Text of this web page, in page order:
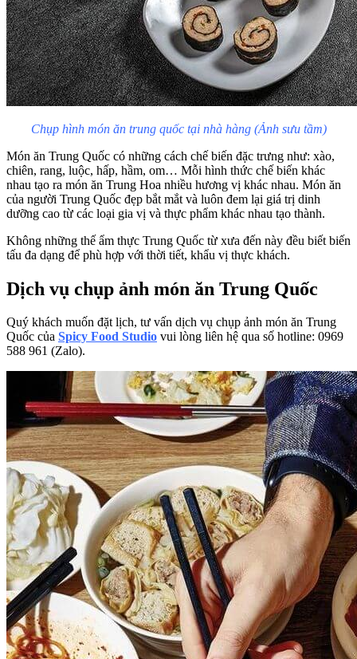
Chụp hình món ăn trung quốc tại nhà hàng (Ảnh sưu tầm)
Món ăn Trung Quốc có những cách chế biến đặc trưng như: xào,
chiên, rang, luộc, hấp, hầm, om… Mỗi hình thức chế biến khác
nhau tạo ra món ăn Trung Hoa nhiều hương vị khác nhau. Món ăn
của người Trung Quốc đẹp bắt mắt và luôn đem lại giá trị dinh
dưỡng cao từ các loại gia vị và thực phẩm khác nhau tạo thành.
Không những thế ẩm thực Trung Quốc từ xưa đến này đều biết biến
tấu đa dạng để phù hợp với thời tiết, khẩu vị thực khách.
Dịch vụ chụp ảnh món ăn Trung Quốc
Quý khách muốn đặt lịch, tư vấn dịch vụ chụp ảnh món ăn Trung
Quốc của Spicy Food Studio vui lòng liên hệ qua số hotline: 0969
588 961 (Zalo).